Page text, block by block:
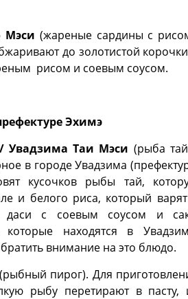
Мэси (жареные сардины с
до золотистой
рисом и соевым соусом.
Эхимэ
Увадзима Таи Мэси (рыба
в городе Увадзима
кусочков рыбы тай,
и белого риса, который
даси с соевым соусом и
которые находятся в
внимание на это блюдо.
(рыбный пирог). Для
рыбу перетирают в пасту,